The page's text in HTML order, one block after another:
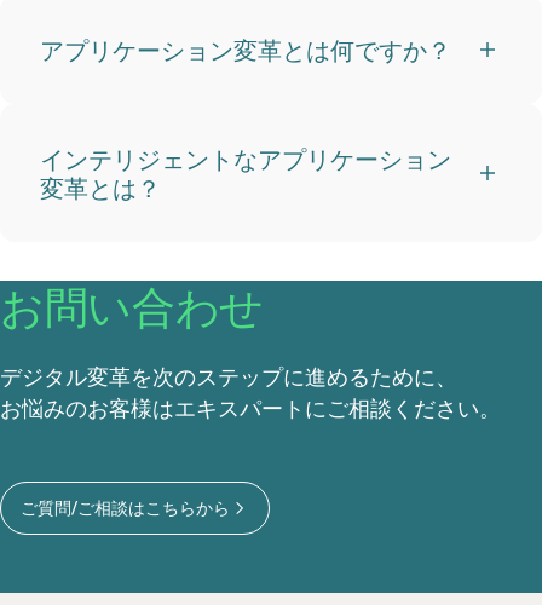
アプリケーション変革とは何ですか？
インテリジェントなアプリケーション
変革とは？
お問い合わせ
デジタル変革を次のステップに進めるために、
お悩みのお客様はエキスパートにご相談ください。
ご質問/ご相談はこちらから